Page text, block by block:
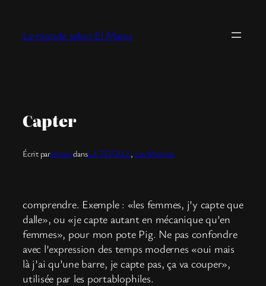
contenu
Le monde selon El Manu
Capter
Écrit parelmanudansLA TOTALE, Les Miennes
comprendre. Exemple : «les femmes, j’y capte que
dalle», ou «je capte autant en mécanique qu’en
femmes», pour mon pote Pig. Ne pas confondre
avec l’expression des temps modernes «oui mais
là j’ai qu’une barre, je capte pas, ça va couper»,
utilisée par les portablophiles.